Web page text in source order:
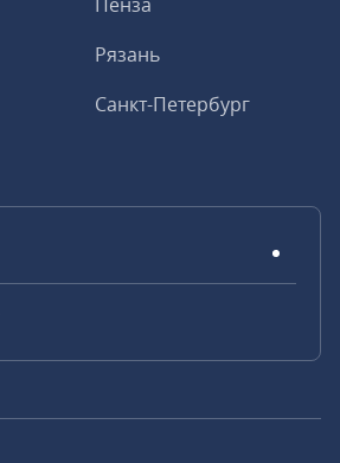
Рязань
Санкт-Петербург